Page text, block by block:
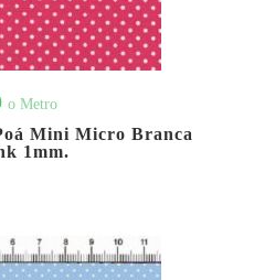
o Metro
Mini Micro Branca
1mm.